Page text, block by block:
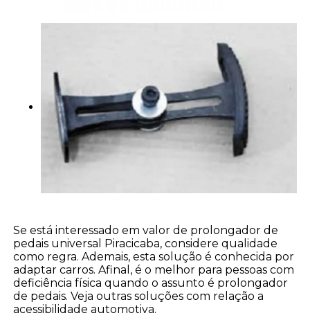
Se está interessado em valor de prolongador de
pedais universal Piracicaba, considere qualidade
como regra. Ademais, esta solução é conhecida por
adaptar carros. Afinal, é o melhor para pessoas com
deficiência física quando o assunto é prolongador
de pedais. Veja outras soluções com relação a
acessibilidade automotiva.